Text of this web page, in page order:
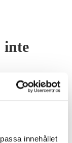
innehållet
inte
och Ingenjörs-